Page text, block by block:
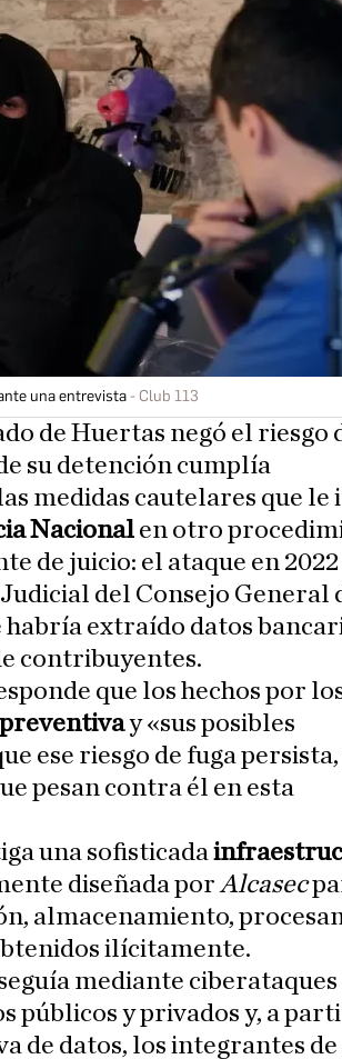
una entrevista Club 113
de Huertas negó el riesgo
su detención cumplía
medidas cautelares que le
Nacional en otro
de juicio: el ataque en 2022
del Consejo General
extraído datos
contribuyentes.
que los hechos por
y «sus posibles
ese riesgo de fuga
pesan contra él en esta
una sofisticada
diseñada porAlcasec
almacenamiento,
ilícitamente.
mediante
públicos y privados y, a
de datos, los integrantes de